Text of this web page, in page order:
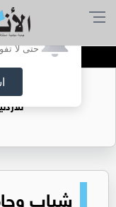
حتى لا
حقل
شباب